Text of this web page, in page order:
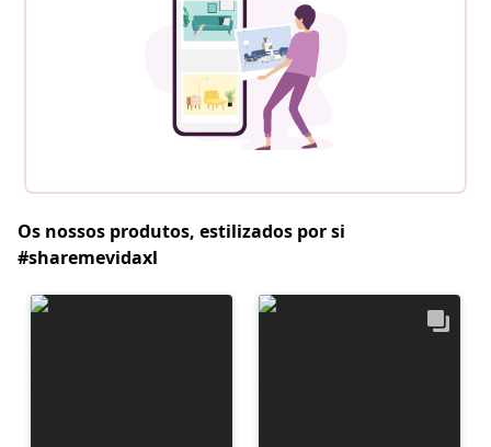
Os nossos produtos, estilizados por si
#sharemevidaxl